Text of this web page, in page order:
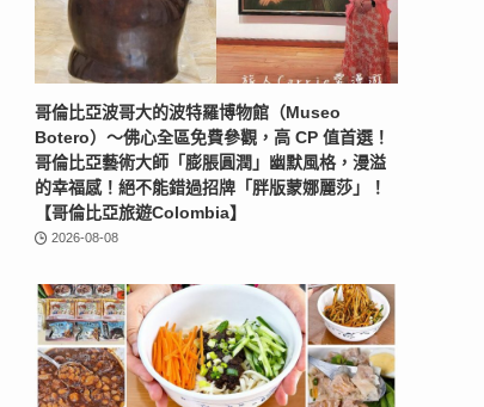
哥倫比亞波哥大的波特羅博物館（Museo
Botero）～佛心全區免費參觀，高 CP 值首選！
哥倫比亞藝術大師「膨脹圓潤」幽默風格，漫溢
的幸福感！絕不能錯過招牌「胖版蒙娜麗莎」！
【哥倫比亞旅遊Colombia】
2026-08-08